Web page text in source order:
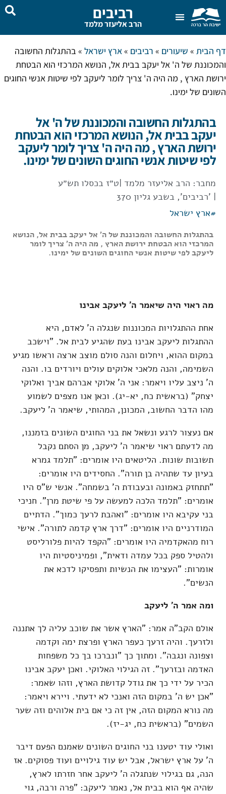
רביבים
הרב אליעזר מלמד
דף הבית » שיעורים » רביבים »ארץ ישראל » בהתגלות החשובה
והמכוננת של ה' אל יעקב בבית אל, הנושא המרכזי הוא הבטחת
ירושת הארץ , מה היה ה' צריך לומר ליעקב לפי שיטות אנשי החוגים
השונים של ימינו.
בהתגלות החשובה והמכוננת של ה' אל
יעקב בבית אל, הנושא המרכזי הוא הבטחת
ירושת הארץ , מה היה ה' צריך לומר ליעקב
לפי שיטות אנשי החוגים השונים של ימינו.
מחבר: הרב אליעזר מלמד |ט״ז בכסלו תש״ע
| 'רביבים', בשבע גליון 370
#ארץ ישראל
בהתגלות החשובה והמכוננת של ה' אל יעקב בבית אל, הנושא
המרכזי הוא הבטחת ירושת הארץ , מה היה ה' צריך לומר
ליעקב לפי שיטות אנשי החוגים השונים של ימינו.
מה ראוי היה שיאמר ה' ליעקב אבינו
אחת ההתגלויות המכוננות שנגלה ה' לאדם, היא
ההתגלות ליעקב אבינו בעת שהגיע לבית אל. "וישכב
במקום ההוא, ויחלום והנה סולם מוצב ארצה וראשו מגיע
השמימה, והנה מלאכי אלוקים עולים ויורדים בו. והנה
ה' ניצב עליו ויאמר: אני ה' אלוקי אברהם אביך ואלוקי
יצחק" (בראשית כח, יא-יג). וכאן אנו מצפים לשמוע
מהו הדבר החשוב, המכונן, המהותי, שיאמר ה' ליעקב.
אם נעצור לרגע ונשאל את בני החוגים השונים בזמננו,
מה לדעתם ראוי שיאמר ה' ליעקב, מן הסתם נקבל
תשובות שונות. הליטאים היו אומרים: "תלמד גמרא
בעיון עד שתהיה בן תורה". החסידים היו אומרים:
"תתחזק באמונה ובעבודת ה' בשמחה". אנשי ש"ס היו
אומרים: "תלמד הלכה למעשה על פי שיטת מרן". חניכי
בני עקיבא היו אומרים: "ואהבת לרעך כמוך". הדתיים
המודרניים היו אומרים: "דרך ארץ קדמה לתורה". אישי
רוח מהאקדמיה היו אומרים: "הקפד להיות פלורליסט
ולהטיל ספק בכל עמדה ודאית", ופמיניסטיות היו
אומרות: "העצימו את הנשיות ותפסיקו לדכא את
הנשים".
ומה אמר ה' ליעקב
אולם הקב"ה אמר: "הארץ אשר את שוכב עליה לך אתננה
ולזרעך. והיה זרעך כעפר הארץ ופרצת ימה וקדמה
וצפונה ונגבה". ומתוך כך "ונברכו בך כל משפחות
האדמה ובזרעך". זה הגילוי האלוקי. ואכן יעקב אבינו
הכיר על ידי כך את גודל קדושת הארץ, וזהו שאמר:
"אכן יש ה' במקום הזה ואנכי לא ידעתי. ויירא ויאמר:
מה נורא המקום הזה, אין זה כי אם בית אלוהים וזה שער
השמים" (בראשית כח, יג-יז).
ואולי עוד יטענו בני החוגים השונים שאמנם הפעם דיבר
ה' על ארץ ישראל, אבל יש עוד גילויים ועוד פסוקים. אז
הנה, גם בגילוי שנתגלה ה' ליעקב אחר חזרתו לארץ,
שהיה אף הוא בבית אל, נאמר ליעקב: "פרה ורבה, גוי